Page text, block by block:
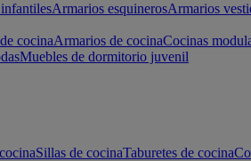
Armarios esquinerosArmarios
cocinaArmarios de cocinaCocinas
Muebles de dormitorio juvenil
Sillas de cocinaTaburetes de cocina